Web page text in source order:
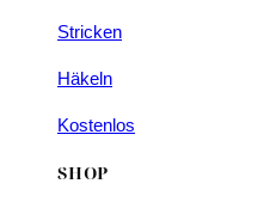
Stricken
Häkeln
Kostenlos
SHOP